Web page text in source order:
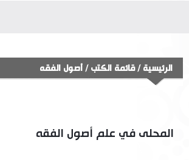
الرئيسية /قائمة الكتب/ أصول الفقه
المحلى في علم أصول الفقه